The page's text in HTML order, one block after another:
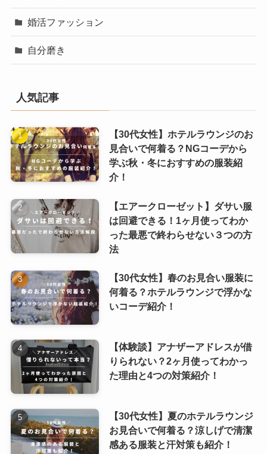
婚活ファッション
自分磨き
人気記事
【30代女性】ホテルラウンジのお
見合いで何着る？NGコーデから
学ぶ秋・冬におすすめの服装紹
介！
【エアークローゼット】ダサい服
は回避できる！1ヶ月使ってわか
った最悪で終わらせない３つの方
法
【30代女性】春のお見合い服装に
何着る？ホテルラウンジで浮かな
いコーデ紹介！
【体験談】アナザーアドレスが借
りられない？2ヶ月使ってわかっ
た理由と4つの対策紹介！
【30代女性】夏のホテルラウンジ
お見合いで何着る？涼しげで清潔
感ある服装と汗対策も紹介！